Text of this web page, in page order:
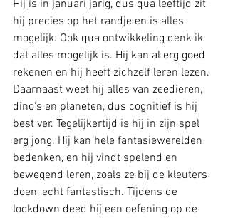
Hij is in januari jarig, dus qua leeftijd zit
hij precies op het randje en is alles
mogelijk. Ook qua ontwikkeling denk ik
dat alles mogelijk is. Hij kan al erg goed
rekenen en hij heeft zichzelf leren lezen.
Daarnaast weet hij alles van zeedieren,
dino's en planeten, dus cognitief is hij
best ver. Tegelijkertijd is hij in zijn spel
erg jong. Hij kan hele fantasiewerelden
bedenken, en hij vindt spelend en
bewegend leren, zoals ze bij de kleuters
doen, echt fantastisch. Tijdens de
lockdown deed hij een oefening op de